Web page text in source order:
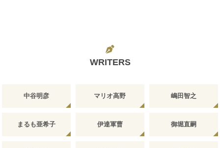
WRITERS
中谷明彦 マリオ高野 嶋田智之
まるも亜希子 伊達軍曹 御堀直嗣